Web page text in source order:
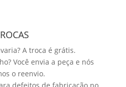
A troca é grátis.
Você envia a peça e nós
o reenvio.